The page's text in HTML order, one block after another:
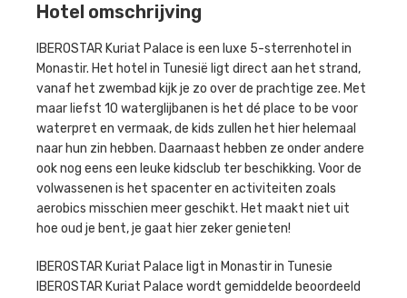
Hotel omschrijving
IBEROSTAR Kuriat Palace is een luxe 5-sterrenhotel in
Monastir. Het hotel in Tunesië ligt direct aan het strand,
vanaf het zwembad kijk je zo over de prachtige zee. Met
maar liefst 10 waterglijbanen is het dé place to be voor
waterpret en vermaak, de kids zullen het hier helemaal
naar hun zin hebben. Daarnaast hebben ze onder andere
ook nog eens een leuke kidsclub ter beschikking. Voor de
volwassenen is het spacenter en activiteiten zoals
aerobics misschien meer geschikt. Het maakt niet uit
hoe oud je bent, je gaat hier zeker genieten!
IBEROSTAR Kuriat Palace ligt in Monastir in Tunesie
IBEROSTAR Kuriat Palace wordt gemiddelde beoordeeld